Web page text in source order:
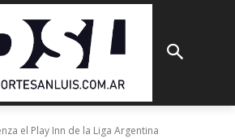
el Play Inn de la Liga Argentina